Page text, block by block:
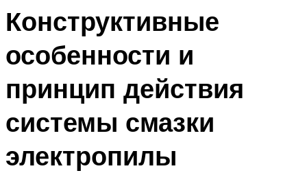
Конструктивные
особенности и
принцип действия
системы смазки
электропилы